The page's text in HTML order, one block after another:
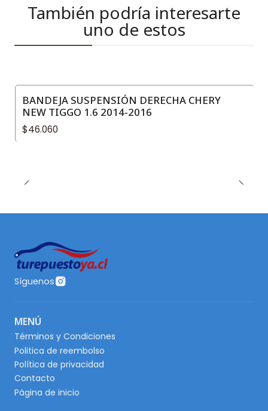
También podría interesarte
uno de estos
BANDEJA SUSPENSIÓN DERECHA CHERY
NEW TIGGO 1.6 2014-2016
$46.060
Síguenos
MENÚ
Términos y Condiciones
Politica de reembolso
Política de privacidad
Contacto
Página de inicio